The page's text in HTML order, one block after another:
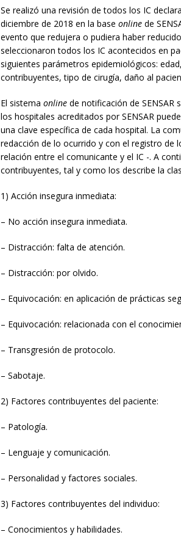
Se realizó una revisión de todos los IC
diciembre de 2018 en la base onlinede
evento que redujera o pudiera haber
seleccionaron todos los IC acontecidos en
siguientes parámetros epidemiológicos:
contribuyentes, tipo de cirugía, daño al
El sistema onlinede notificación de SENSAR
los hospitales acreditados por SENSAR
una clave específica de cada hospital. La
redacción de lo ocurrido y con el registro de
relación entre el comunicante y el IC -. A
contribuyentes, tal y como los describe la
1) Acción insegura inmediata:
– No acción insegura inmediata.
– Distracción: falta de atención.
– Distracción: por olvido.
– Equivocación: en aplicación de prácticas
– Equivocación: relacionada con el
– Transgresión de protocolo.
– Sabotaje.
2) Factores contribuyentes del paciente:
– Patología.
– Lenguaje y comunicación.
– Personalidad y factores sociales.
3) Factores contribuyentes del individuo:
– Conocimientos y habilidades.